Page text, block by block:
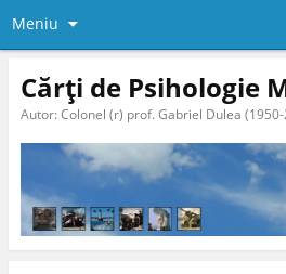
Meniu
Cărți de Psihologie
Autor: Colonel (r) prof. Gabriel Dulea